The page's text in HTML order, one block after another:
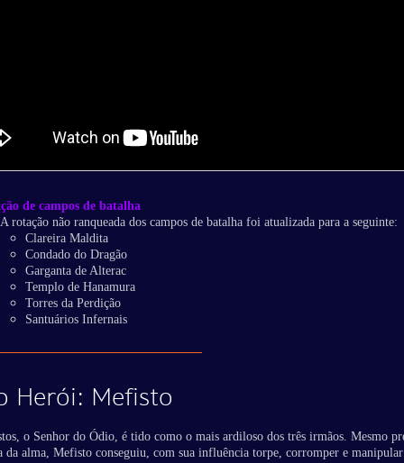
de campos de batalha
A rotação não ranqueada dos campos de batalha foi atualizada para a seguinte:
Clareira Maldita
Condado do Dragão
Garganta de Alterac
Templo de Hanamura
Torres da Perdição
Santuários Infernais
Herói: Mefisto
o Senhor do Ódio, é tido como o mais ardiloso dos três irmãos. Mesmo
da alma, Mefisto conseguiu, com sua influência torpe, corromper e